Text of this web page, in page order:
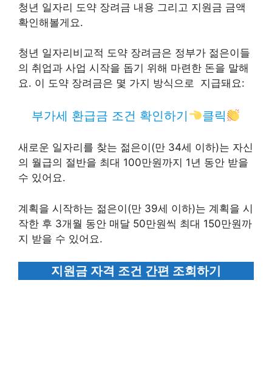
청년 일자리 도약 장려금 내용 그리고 지원금 금액
확인해볼게요.
청년 일자리비교적 도약 장려금은 정부가 젊은이들
의 취업과 사업 시작을 돕기 위해 마련한 돈을 말해
요. 이 도약 장려금은 몇 가지 방식으로 지급돼요:
부가세 환급금 조건 확인하기 클릭
새로운 일자리를 찾는 젊은이(만 34세 이하)는 자신
의 월급의 절반을 최대 100만원까지 1년 동안 받을
수 있어요.
계획을 시작하는 젊은이(만 39세 이하)는 계획을 시
작한 후 3개월 동안 매달 50만원씩 최대 150만원까
지 받을 수 있어요.
지원금 자격 조건 간편 조회하기